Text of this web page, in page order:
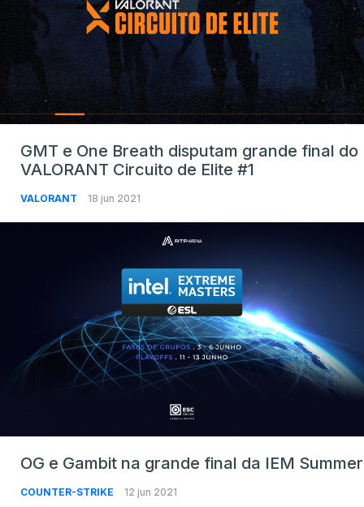
GMT e One Breath disputam grande final do
VALORANT Circuito de Elite #1
VALORANT 18 jun 2021
OG e Gambit na grande final da IEM Summer
COUNTER-STRIKE 12 jun 2021